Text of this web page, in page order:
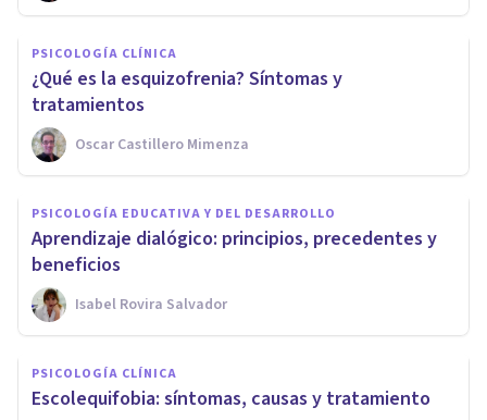
PSICOLOGÍA CLÍNICA
¿Qué es la esquizofrenia? Síntomas y
tratamientos
Oscar Castillero Mimenza
PSICOLOGÍA EDUCATIVA Y DEL DESARROLLO
Aprendizaje dialógico: principios, precedentes y
beneficios
Isabel Rovira Salvador
PSICOLOGÍA CLÍNICA
Escolequifobia: síntomas, causas y tratamiento